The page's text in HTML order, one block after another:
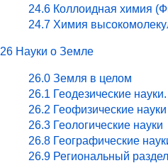
24.6 Коллоидная химия
24.7 Химия
26 Науки о Земле
26.0 Земля в целом
26.1 Геодезические
26.2 Геофизические науки
26.3 Геологические науки
26.8 Географические
26.9 Региональный